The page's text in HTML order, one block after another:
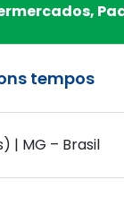
tempos
| MG – Brasil